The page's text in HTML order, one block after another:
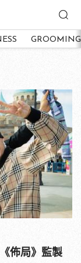
GROOMING
佈局》監製